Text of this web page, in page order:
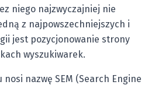
niego najzwyczajniej nie
z najpowszechniejszych i
jest pozycjonowanie strony
wyszukiwarek.
nazwę SEM (Search Engine